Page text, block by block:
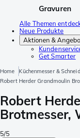
Gravuren
Alle Themen
Neue Produkte
Aktionen &
Get Smarter
Home Küchenmesser &
Robert Herder Grandmoulin
Robert
Brotmesser,
5/5